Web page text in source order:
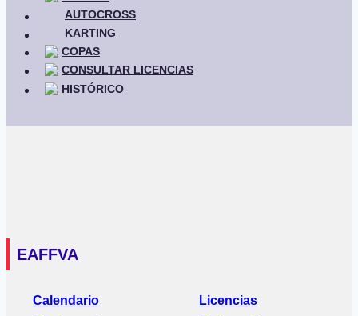
AUTOCROSS
KARTING
COPAS
CONSULTAR LICENCIAS
HISTÓRICO
EAFFVA
Calendario
Licencias